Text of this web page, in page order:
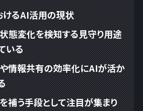
るAI活用の現状
態変化を検知する見守り用途
いる
情報共有の効率化にAIが活か
補う手段として注目が集まり